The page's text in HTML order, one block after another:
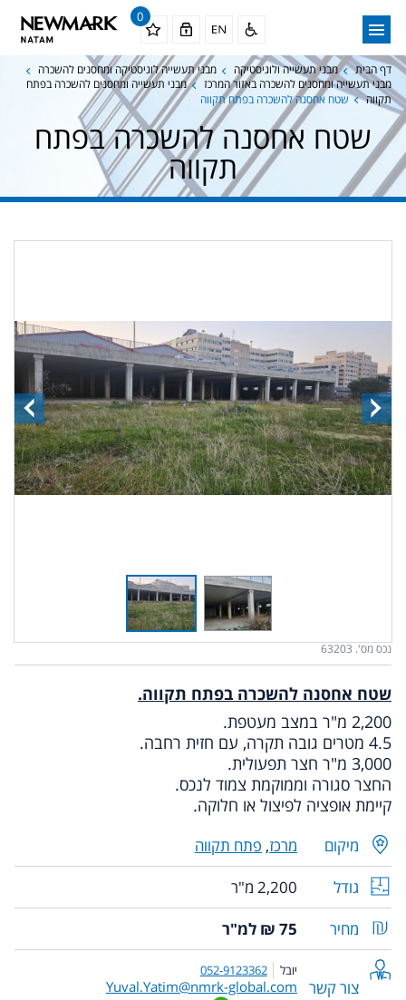
0
דף הבית מבני תעשייה ולוגיסטיקה
מבני תעשייה לוגיסטיקה ומחסנים להשכרה
מבני תעשייה ומחסנים להשכרה באזור המרכז
מבני תעשייה ומחסנים להשכרה בפתח
תקווה
שטח אחסנה להשכרה בפתח תקווה
שטח אחסנה להשכרה בפתח
תקווה
נכס מס'. 63203
שטח אחסנה להשכרה בפתח תקווה.
2,200 מ"ר במצב מעטפת.
4.5 מטרים גובה תקרה, עם חזית רחבה.
3,000 מ"ר חצר תפעולית.
החצר סגורה וממוקמת צמוד לנכס.
קיימת אופציה לפיצול או חלוקה.
מיקום מרכז, פתח תקווה
גודל
2,200 מ"ר
מחיר
75 ₪ למ"ר
צור קשר
יובל 052-9123362
Yuval.Yatim@nmrk-global.com